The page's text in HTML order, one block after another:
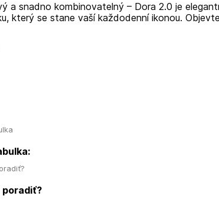
a snadno kombinovatelný – Dora 2.0 je
který se stane vaší každodenní ikonou.
poradiť?